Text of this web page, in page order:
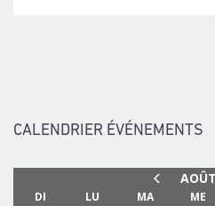
CALENDRIER ÉVÉNEMENTS
PREVAOÛT
DI LU MA ME